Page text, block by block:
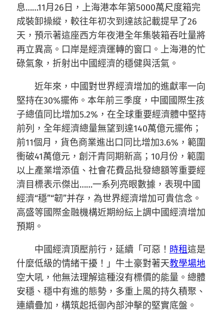
息……11月26日，上海港本年第5000萬尺度箱完
成裝卸操縱，較往年初次到達該記載提早了26
天，預示著這座西方年夜港全年集裝箱吞吐量將
再立異高。口岸是經濟運轉的窗口。上海港的忙
碌氣象，折射出中國經濟的穩健與活氣。
近年來，中國對世界經濟增加的進獻率一向
堅持在30%擺佈。本年前三季度，中國國際生孩
子總值同比增加5.2%，在全球重要經濟體中堅持
前列，全年經濟總量無望到達140萬億元擺佈；
前11個月，貨色商業進出口同比增加3.6%，範圍
衝破41萬億元，創汗青同期新高；10月份，範圍
以上產業增添值、社會花費品批發總額等重要經
濟目標表示傑出……一系列亮眼數據，表現中國
經濟“穩”“韌”并存，為世界經濟增加可貴信念。
高盛等國際金融機構近期紛紜上調中國經濟增加
預期。
中國經濟頂壓前行，延續「可惡！ 時租這是
什麼低級的情緒干擾！」牛土豪對著天教學場地
空大吼，他無法理解這種沒有標價的能量。總體
安穩、穩中有進的態勢，多重上風的持久積聚、
連續疊加，構筑起抵御內部沖擊的堅實底盤。